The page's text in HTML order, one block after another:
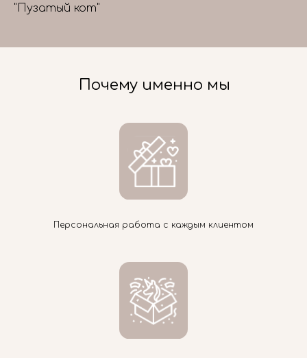
"Пузатый кот"
Почему именно мы
Персональная работа с каждым клиентом